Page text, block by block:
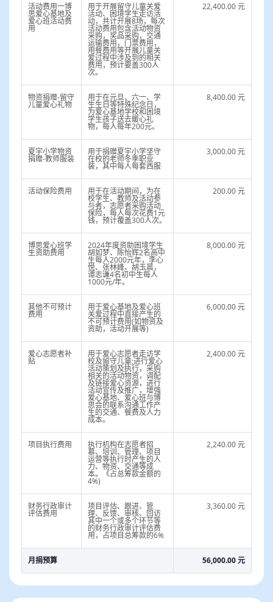
乡村小学发展困境
乡村小学由于所处地域经济发展落后，教师队伍人才
稀缺，教学条件简陋。学生父母因家庭收入来源较
少，常年在外务工，只能跟随爷爷奶奶生活，导致大
部分乡村小学的学生是留守儿童并且有相当一部分学
生是单亲、离异家庭。据江西教育网2020年公示，截
止到7月份，江西共有101.4万乡村小学生。由于缺少
优质的陪伴和资源，以及正向引导，很多学生存在过
度使用手机，不重视学校学习的机会甚至出现抑郁等
活动费用一博
思爱心基地及
爱心班活动费
用
用于开展留守儿童关爱
活动、困境学生走访活
动，共计开展8场，每次
活动费用包含活动物资
采购，奖品采购，交通
运输费用，门票费用，
用餐费用等开展儿童关
爱过程中涉及到的相关
费用，预计要盖300人
次。
22,400.00 元
物资捐赠-留守
儿童爱心礼物
用于在元旦、六一、学
生生日等特殊纪念日，
为爱心基地学校和困境
学生孩子送去暖心礼
物，每人每年200元。
8,400.00 元
夏宇小学物资
捐赠-教师服装
用于捐赠夏宇小学坚守
在校的老师冬季职业
装，其中每人每套西服
3,000.00 元
活动保险费用 用于在活动期间，为在
校学生、教师及活动参
与者，志愿者采购活动
保险，每人每次花费1元
钱，预计覆盖300人次。
200.00 元
博思爱心班学
生资助费用
2024年度资助困境学生
胡如梦、陈怡辉2名高中
生每人2000元年，李心
悦、张林峰、胡玉晨，
谭志谦4名初中生每人
1000元/年。
8,000.00 元
其他不可预计
费用
用于爱心基地及爱心班
关爱过程中直接产生的
不可预计费用(如物资及
资助，活动开展等)
6,000.00 元
爱心志愿者补
贴
用于爱心志愿者走访学
校及留守儿童;进行爱心
活动策划及执行，采购
相关的活动物资，调配
及链接爱心资源，进行
活动宣传及推广，增强
爱心基地、爱心班与博
思会的联系沟通工作产
生的交通、餐费及人力
成本。
2,400.00 元
项目执行费用 执行机构在志愿者招
慕、培训、管理、项目
运营等执行时产生的人
力、物资、交通等成
本。《占总筹款金额的
4%)
2,240.00 元
财务行政审计
评估费用
项目评估、跟进、管
理、反馈、审核、回访
其中一个或多个环节等
的财务行政审计评估费
用，占项目总筹款的6%
3,360.00 元
月捐预算 56,000.00 元